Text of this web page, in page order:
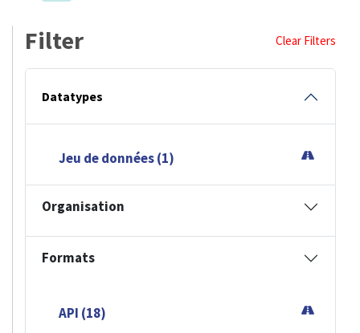
Filter Clear Filters
Datatypes
Jeu de données (1)
Organisation
Formats
API (18)